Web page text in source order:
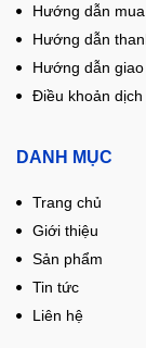
Hướng dẫn
Hướng dẫn
Hướng dẫn
Điều khoản dịch
DANH MỤC
Trang chủ
Giới thiệu
Sản phẩm
Tin tức
Liên hệ